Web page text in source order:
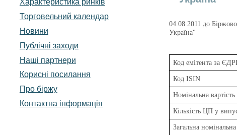
Торговельний календар
Новини
Публічні заходи
Наші партнери
Корисні посилання
Про біржу
Контактна інформація
04.08.2011 до
Україна"
Код емітента за
Код ISIN
Номінальна
Кількість ЦП у
Загальна